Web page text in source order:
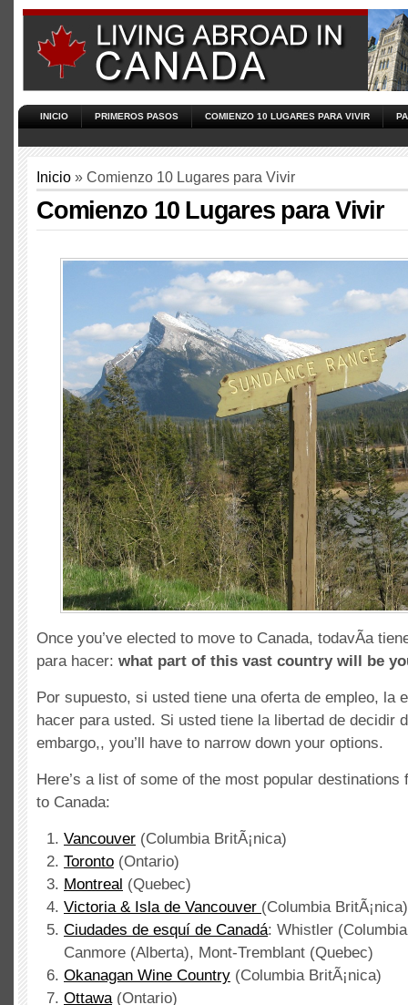
INICIO PRIMEROS PASOS COMIENZO 10 LUGARES PARA VIVIR
Inicio » Comienzo 10 Lugares para Vivir
Comienzo 10 Lugares para Vivir
Once you’ve elected to move to Canada, todavÃ­a
para hacer: what part of this vast country will be
Por supuesto, si usted tiene una oferta de empleo, la
hacer para usted. Si usted tiene la libertad de decidir
embargo,, you’ll have to narrow down your options.
Here’s a list of some of the most popular destinations
to Canada:
Vancouver (Columbia BritÃ¡nica)
Toronto (Ontario)
Montreal (Quebec)
Victoria & Isla de Vancouver (Columbia BritÃ¡nica)
Ciudades de esquí de Canadá: Whistler
Canmore (Alberta), Mont-Tremblant (Quebec)
Okanagan Wine Country (Columbia BritÃ¡nica)
Ottawa(Ontario)